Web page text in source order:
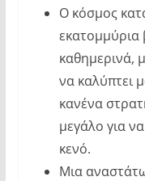
Ο κόσμος
εκατομμύρια
καθημερινά,
να καλύπτει
κανένα
μεγάλο για
κενό.
Μια